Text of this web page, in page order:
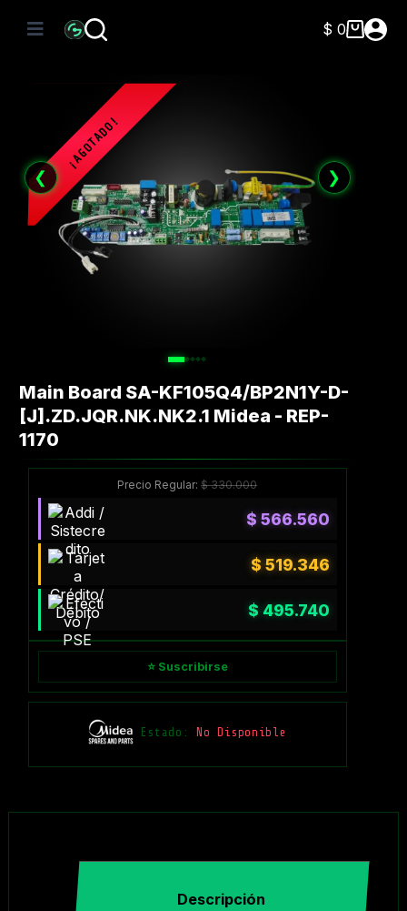
Carro
$ 0
❮ ❯
Main Board SA-KF105Q4/BP2N1Y-D-
[J].ZD.JQR.NK.NK2.1 Midea - REP-
1170
Precio Regular:$330.000
$ 566.560
$ 519.346
$ 495.740
⭐ Suscribirse
Estado: No Disponible
Descripción